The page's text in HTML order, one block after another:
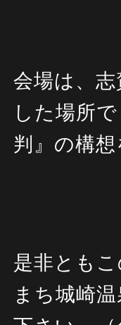
会場は、志
した場所
判』の構想
是非とも
まち城崎